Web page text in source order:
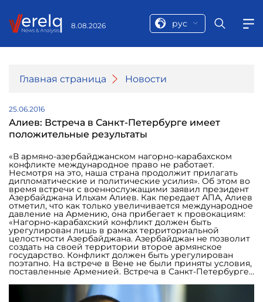
8.08.2026 рус
Главная страница Новости
25.06.2016
Алиев: Встреча в Санкт-Петербурге имеет
положительные результаты
«В армяно-азербайджанском нагорно-карабахском
конфликте международное право не работает.
Несмотря на это, наша страна продолжит прилагать
дипломатические и политические усилия». Об этом во
время встречи с военнослужащими заявил президент
Азербайджана Ильхам Алиев. Как передает АПА, Алиев
отметил, что как только увеличивается международное
давление на Армению, она прибегает к провокациям:
«Нагорно-карабахский конфликт должен быть
урегулирован лишь в рамках территориальной
целостности Азербайджана. Азербайджан не позволит
создать на своей территории второе армянское
государство. Конфликт должен быть урегулирован
поэтапно. На встрече в Вене не были приняты условия,
поставленные Арменией. Встреча в Санкт-Петербурге
словам Алиева, азербайджанская армия в силах
выполнить любую задачу».